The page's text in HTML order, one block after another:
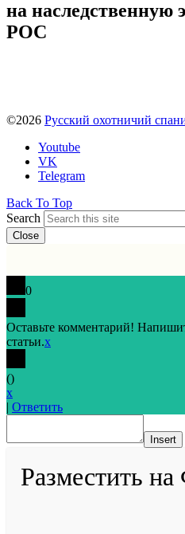
на наследственную
РОС
©2026 Русский охотничий
Youtube
VK
Telegram
Back To Top
Search
Close
0
Оставьте комментарий!
статьи.x
()
x
| Ответить
Insert
Разместить